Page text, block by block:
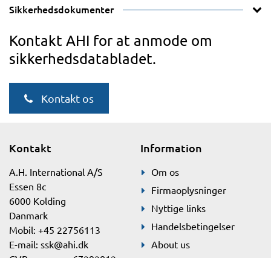
Sikkerhedsdokumenter
Kontakt AHI for at anmode om
sikkerhedsdatabladet.
Kontakt os
Kontakt
A.H. International A/S
Essen 8c
6000 Kolding
Danmark
Mobil: +45 22756113
E-mail: ssk@ahi.dk
Information
Om os
Firmaoplysninger
Nyttige links
Handelsbetingelser
About us